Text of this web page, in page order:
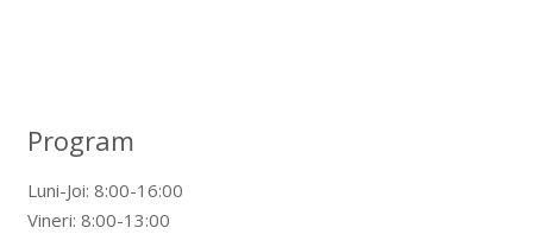
Program
Luni-Joi: 8:00-16:00
Vineri: 8:00-13:00